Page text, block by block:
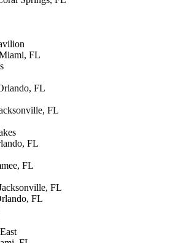
FL
FL
FL
FL
FL
FL
FL